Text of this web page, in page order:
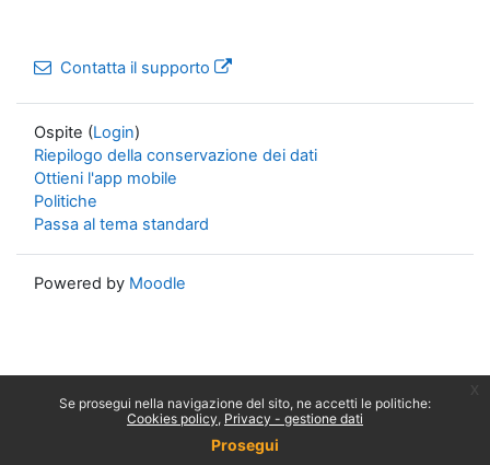
Contatta il supporto
Ospite (Login)
Riepilogo della conservazione dei dati
Ottieni l'app mobile
Politiche
Passa al tema standard
Powered by Moodle
Se prosegui nella navigazione del sito, ne accetti le politiche:
Cookies policy Privacy - gestione dati
Prosegui